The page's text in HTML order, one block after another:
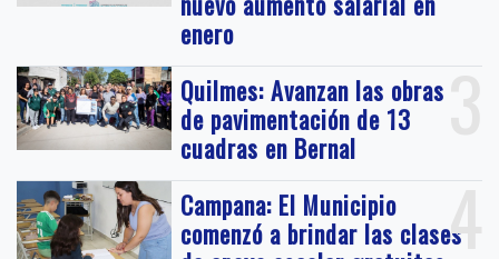
enero
3
Quilmes: Avanzan las obras
de pavimentación de 13
cuadras en Bernal
4
Campana: El Municipio
comenzó a brindar las clases